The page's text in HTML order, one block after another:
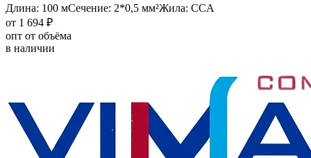
Длина: 100 мСечение: 2*0,5 мм²Жила: CCA
от 1 694 ₽
опт от объёма
в наличии